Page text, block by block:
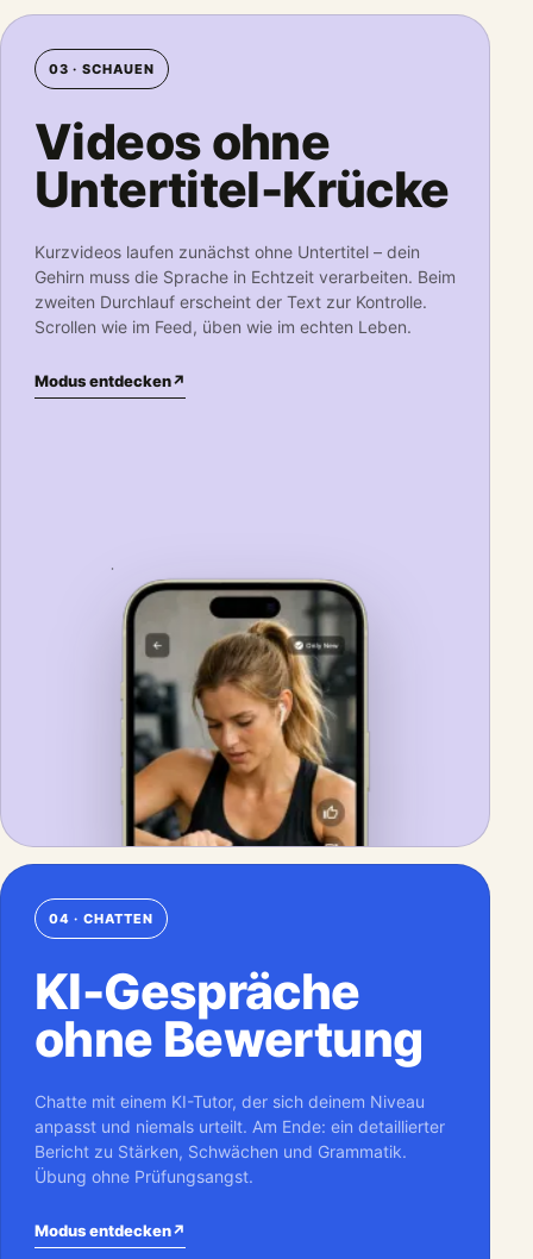
03 · SCHAUEN
Videos ohne
Untertitel-Krücke
Kurzvideos laufen zunächst ohne Untertitel – dein
Gehirn muss die Sprache in Echtzeit verarbeiten. Beim
zweiten Durchlauf erscheint der Text zur Kontrolle.
Scrollen wie im Feed, üben wie im echten Leben.
Modus entdecken↗
04 · CHATTEN
KI-Gespräche
ohne Bewertung
Chatte mit einem KI-Tutor, der sich deinem Niveau
anpasst und niemals urteilt. Am Ende: ein detaillierter
Bericht zu Stärken, Schwächen und Grammatik.
Übung ohne Prüfungsangst.
Modus entdecken↗